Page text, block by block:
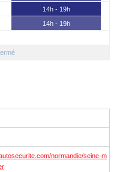
14h - 19h
14h - 19h
normandie/seine-m